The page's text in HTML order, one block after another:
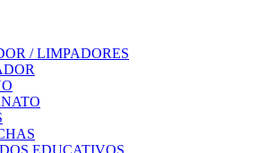
/ LIMPADORES
EDUCATIVOS